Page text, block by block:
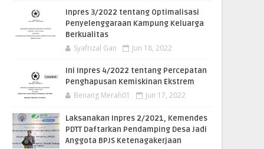
Inpres 3/2022 tentang Optimalisasi
Penyelenggaraan Kampung Keluarga
Berkualitas
Syafrizal Gan Jun 18, 2022
Ini Inpres 4/2022 tentang Percepatan
Penghapusan Kemiskinan Ekstrem
Benang Merah01 Jun 17, 2022
Laksanakan Inpres 2/2021, Kemendes
PDTT Daftarkan Pendamping Desa Jadi
Anggota BPJS Ketenagakerjaan